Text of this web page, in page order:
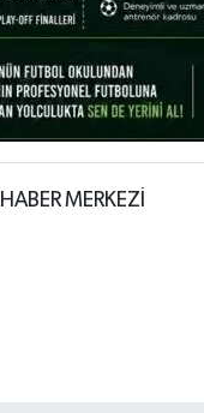
HABER MERKEZİ